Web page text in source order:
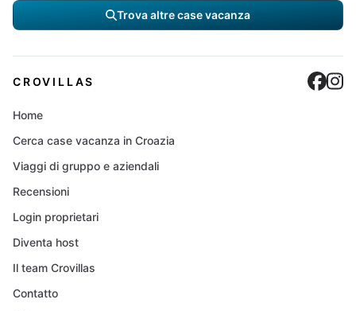
Trova altre case vacanza
CROVILLAS
Home
Cerca case vacanza in Croazia
Viaggi di gruppo e aziendali
Recensioni
Login proprietari
Diventa host
Il team Crovillas
Contatto